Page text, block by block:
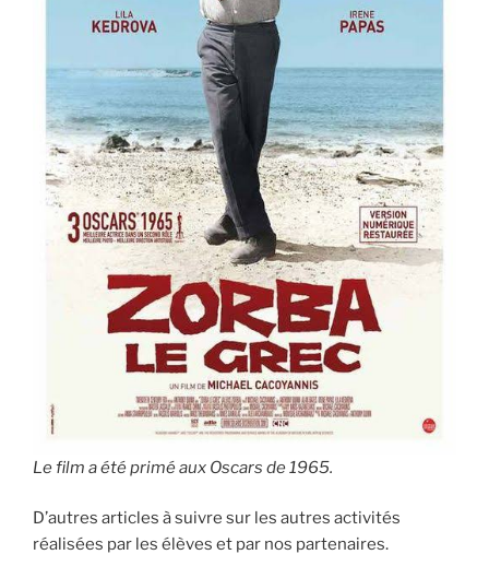
Le film a été primé aux Oscars de 1965.
D’autres articles à suivre sur les autres activités
réalisées par les élèves et par nos partenaires.